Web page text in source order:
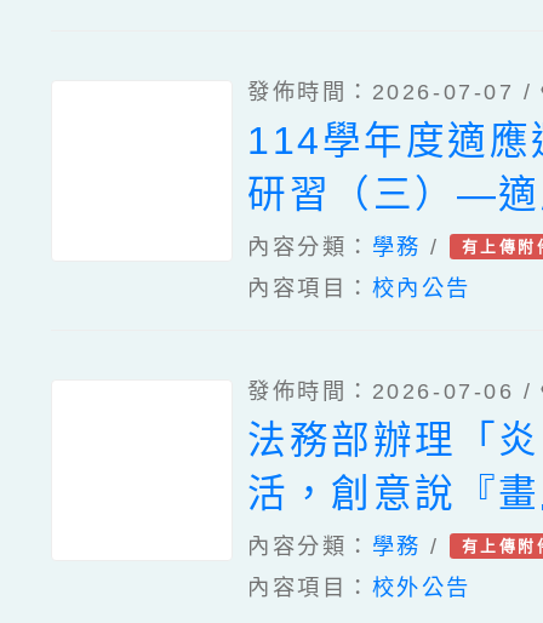
發佈時間：2026-07-07 /
114學年度適應
研習（三）—
運動輔具
內容分類： 學務 / 有上傳附
內容項目： 校內公告
發佈時間：2026-07-06 /
法務部辦理「
活，創意說『
年全國學生犯
與創意短片徵
內容分類： 學務 / 有上傳附
內容項目： 校外公告